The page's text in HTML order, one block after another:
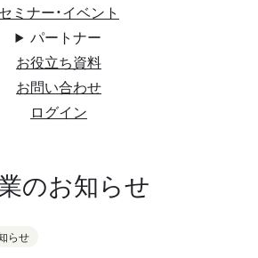
セミナー・イベント
パートナー
お役立ち資料
お問い合わせ
ログイン
のお知らせ
らせ